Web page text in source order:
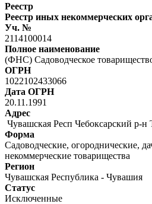
Реестр
Реестр иных некоммерческих
Уч. №
2114100014
Полное наименование
(ФНС) Садоводческое
ОГРН
1022102433066
Дата ОГРН
20.11.1991
Адрес
Чувашская Респ Чебоксарский р-
Форма
Садоводческие, огороднические,
некоммерческие товарищества
Регион
Чувашская Республика - Чувашия
Статус
Исключенные